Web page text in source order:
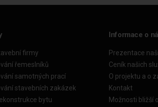
firmy
řemeslníků
samotných prací
stavebních zakázek
bytu
Informace o
Prezentace
Ceník našich
O projektu a o
Kontakt
Možnosti bližší